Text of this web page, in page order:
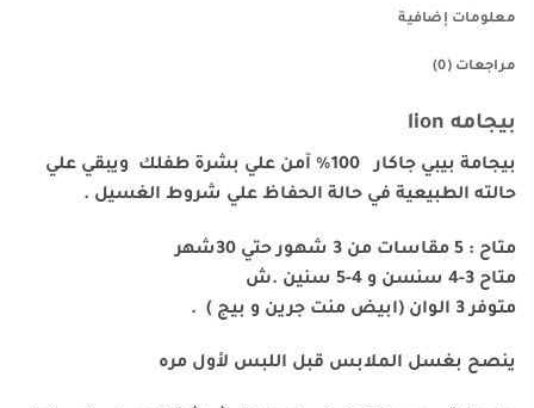
معلومات إضافية
مراجعات (0)
بيجامه lion
بيجامة بيبي جاكار 100% آمن علي بشرة طفلك ويبقي علي
حالته الطبيعية في حالة الحفاظ علي شروط الغسيل .
متاح : 5 مقاسات من 3 شهور حتي 30شهر
متاح 3-4 سنسن و 4-5 سنين .ش
متوفر 3 الوان (ابيض منت جرين و بيج ) .
ينصح بغسل الملابس قبل اللبس لأول مره